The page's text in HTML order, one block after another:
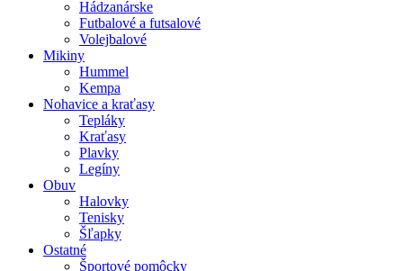
Hádzanárske
Futbalové a futsalové
Volejbalové
Mikiny
Hummel
Kempa
Nohavice a kraťasy
Tepláky
Kraťasy
Plavky
Legíny
Obuv
Halovky
Tenisky
Šľapky
Ostatné
Športové pomôcky